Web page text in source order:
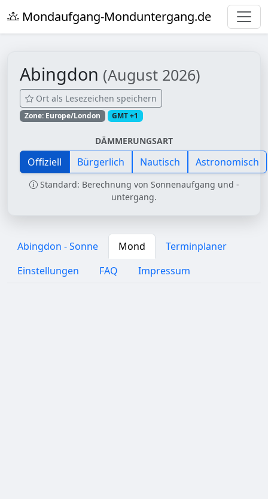
Mondaufgang-Monduntergang.de
Abingdon (August 2026)
Ort als Lesezeichen speichern
Zone: Europe/London GMT +1
DÄMMERUNGSART
Offiziell Bürgerlich Nautisch Astronomisch
Standard: Berechnung von Sonnenaufgang und -
untergang.
Abingdon - Sonne Mond
Terminplaner
Einstellungen
FAQ Impressum